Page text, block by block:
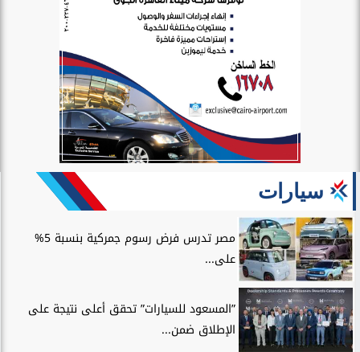
سيارات
مصر تدرس فرض رسوم جمركية بنسبة 5%
على...
”المسعود للسيارات” تحقق أعلى نتيجة على
الإطلاق ضمن...